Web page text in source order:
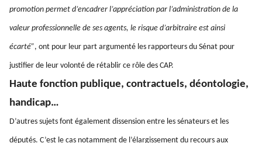
promotion permet d’encadrer l’appréciation par l’administration de la
valeur professionnelle de ses agents, le risque d’arbitraire est ainsi
écarté”, ont pour leur part argumenté les rapporteurs du Sénat pour
justifier de leur volonté de rétablir ce rôle des CAP.
Haute fonction publique, contractuels, déontologie,
handicap…
D’autres sujets font également dissension entre les sénateurs et les
députés. C’est le cas notamment de l’élargissement du recours aux